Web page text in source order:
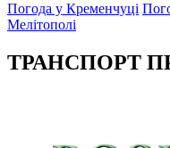
Погода у Кременчуці
Мелітополі
ТРАНСПОРТ